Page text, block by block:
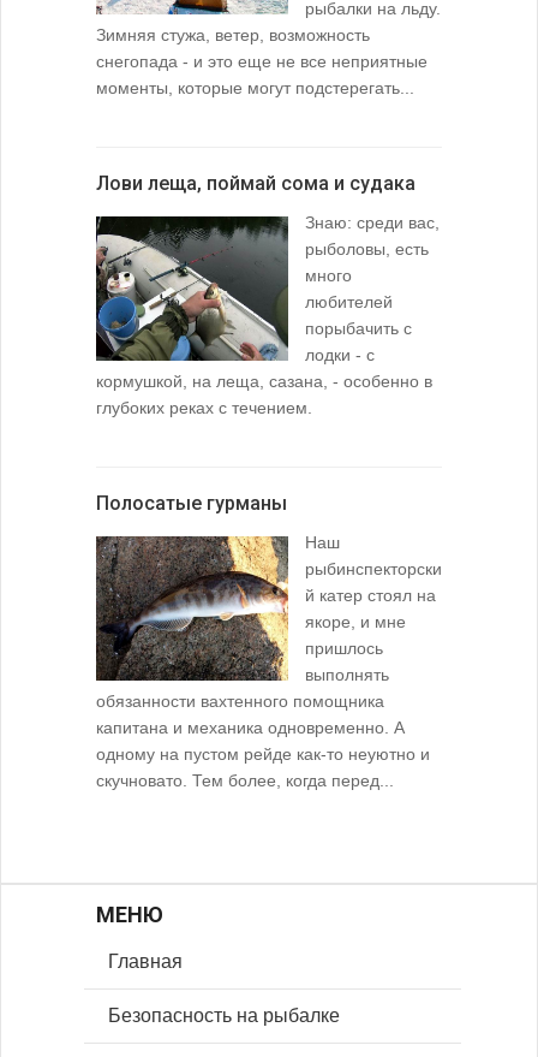
рыбалки на льду.
Зимняя стужа, ветер, возможность
снегопада - и это еще не все неприятные
моменты, которые могут подстерегать...
Лови леща, поймай сома и судака
Знаю: среди вас,
рыболовы, есть
много
любителей
порыбачить с
лодки - с
кормушкой, на леща, сазана, - особенно в
глубоких реках с течением.
Полосатые гурманы
Наш
рыбинспекторски
й катер стоял на
якоре, и мне
пришлось
выполнять
обязанности вахтенного помощника
капитана и механика одновременно. А
одному на пустом рейде как-то неуютно и
скучновато. Тем более, когда перед...
МЕНЮ
Главная
Безопасность на рыбалке